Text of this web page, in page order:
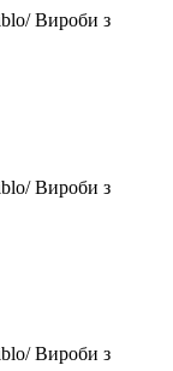
Вироби з
Вироби з
Вироби з